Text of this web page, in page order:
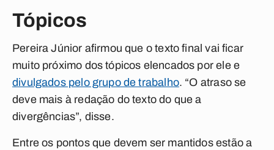
Tópicos
Pereira Júnior afirmou que o texto final vai ficar
muito próximo dos tópicos elencados por ele e
divulgados pelo grupo de trabalho. “O atraso se
deve mais à redação do texto do que a
divergências”, disse.
Entre os pontos que devem ser mantidos estão a